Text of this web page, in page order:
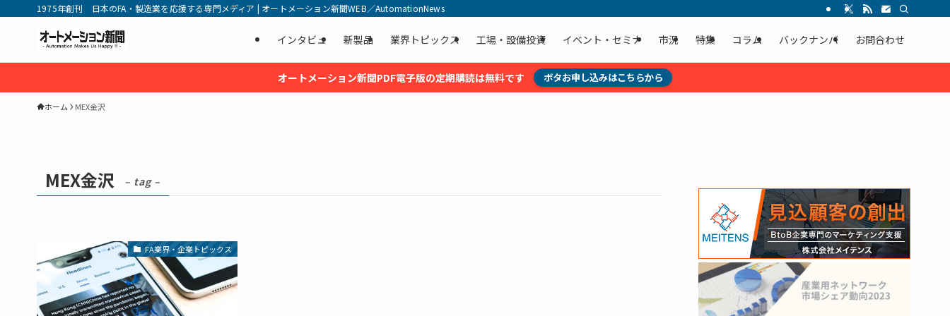
1975年創刊 日本のFA・製造業を応援する専門メディア | オートメーション新聞WEB／AutomationNews
インタビュ 新製品 業界トピックス 工場・設備投資 イベント・セミナ 市況 特集 コラム バックナンバ お問合わせ
オートメーション新聞PDF電子版の定期購読は無料です ボタお申し込みはこちらから
ホーム MEX金沢
MEX金沢 – tag –
FA業界・企業トピックス